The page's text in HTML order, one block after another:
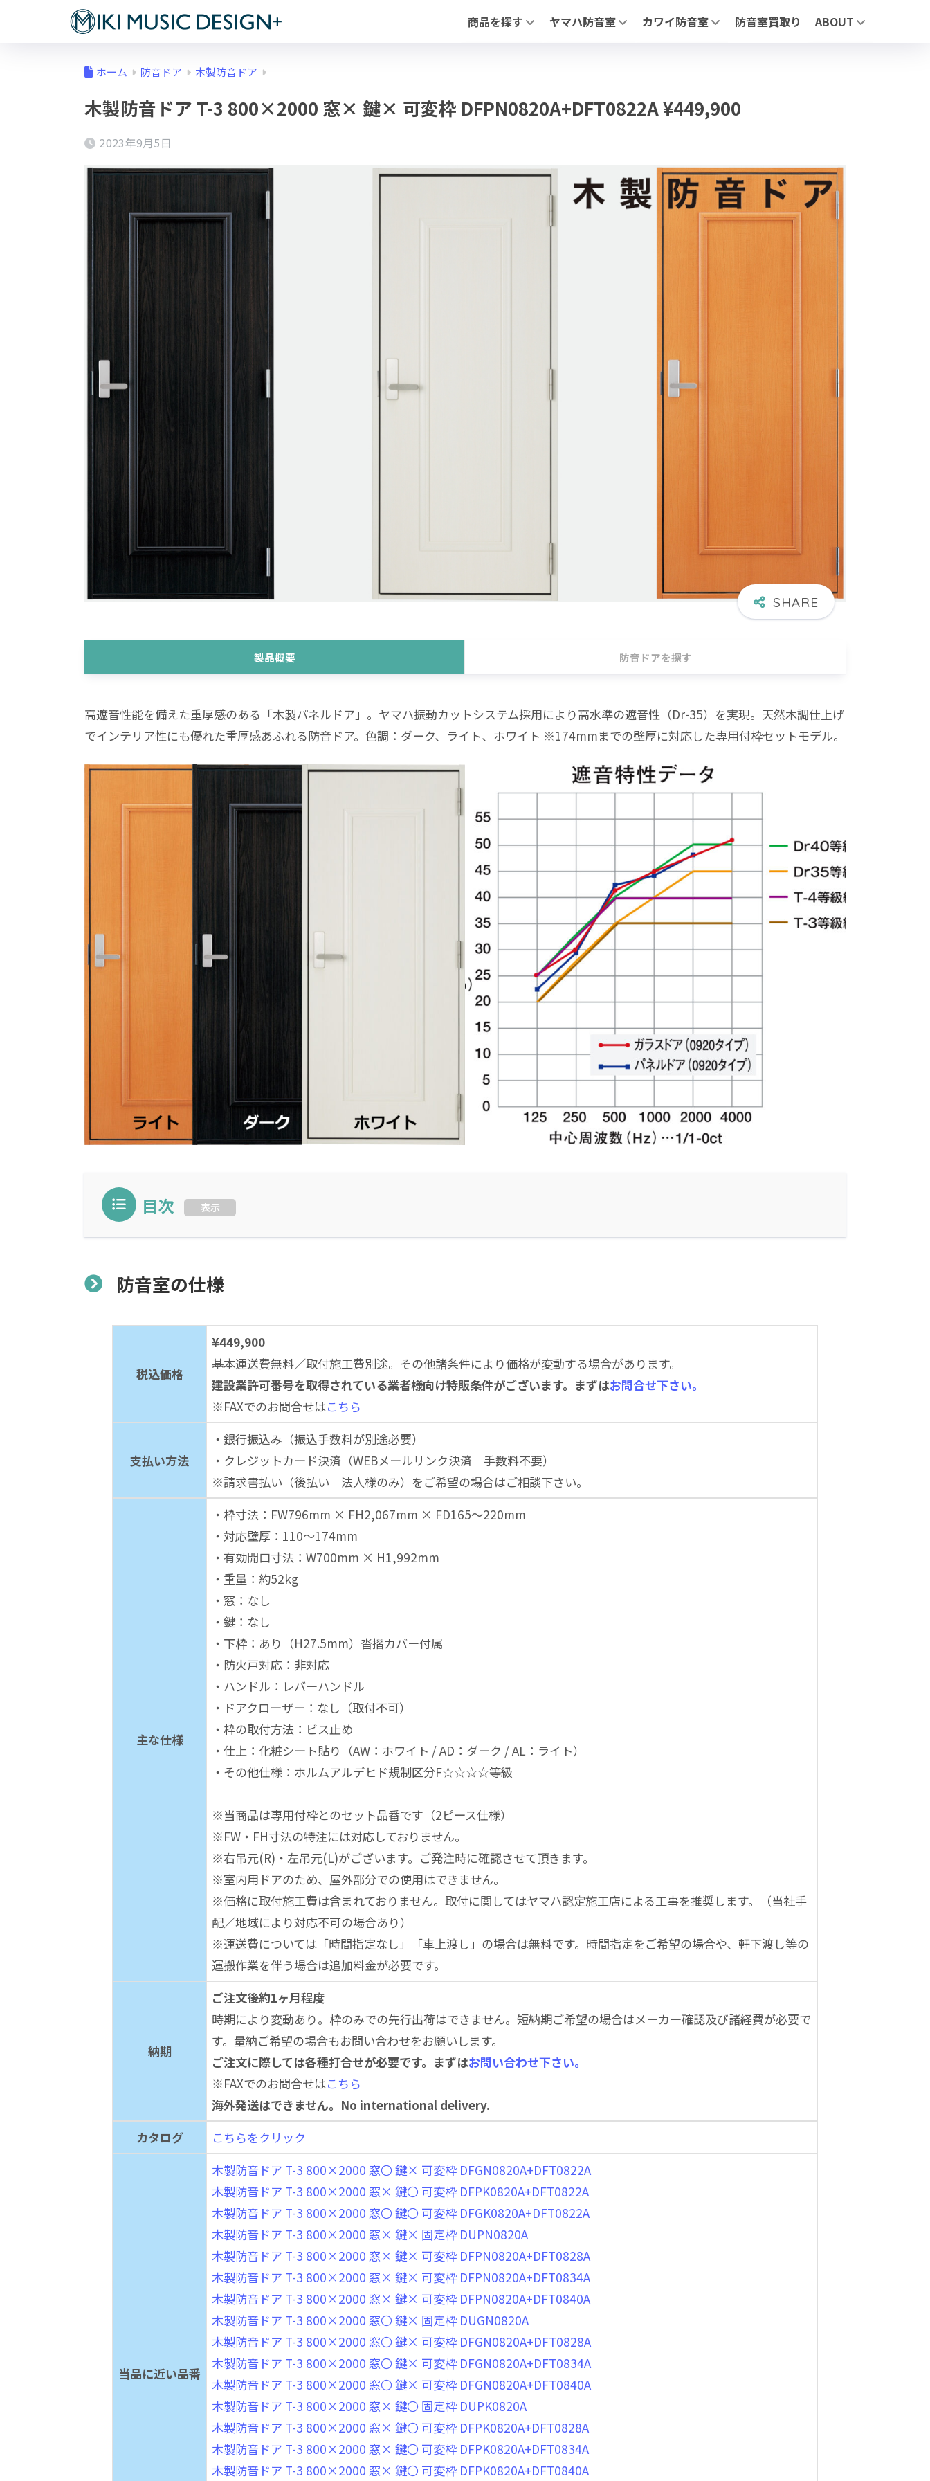
商品を探す
PIANO FLOAT【ピアノ防振ステージ】
ヤマハ防音室
「不燃ユニット（業務用）」医療・研究・産業用 不燃仕様モデル
防音ドア（木製・鉄製・スライド）
カワイ防音室 防音室買取り ABOUT
ホーム 防音ドア 木製防音ドア
木製防音ドア T-3 800×2000 窓× 鍵× 可変枠 DFPN0820A+DFT0822A ¥449,900
2023年9月5日
製品概要 防音ドアを探す
高遮音性能を備えた重厚感のある「木製パネルドア」。ヤマハ振動カットシステム採用により高水準の遮音性（Dr-35）を実現。天然木調仕上げ
でインテリア性にも優れた重厚感あふれる防音ドア。色調：ダーク、ライト、ホワイト ※174mmまでの壁厚に対応した専用付枠セットモデル。
目次 表示
防音室の仕様
税込価格
¥449,900
基本運送費無料／取付施工費別途。その他諸条件により価格が変動する場合があります。
建設業許可番号を取得されている業者様向け特販条件がございます。まずはお問合せ下さい。
※FAXでのお問合せはこちら
支払い方法
・銀行振込み（振込手数料が別途必要）
・クレジットカード決済（WEBメールリンク決済 手数料不要）
※請求書払い（後払い 法人様のみ）をご希望の場合はご相談下さい。
主な仕様
・枠寸法：FW796mm × FH2,067mm × FD165～220mm
・対応壁厚：110～174mm
・有効開口寸法：W700mm × H1,992mm
・重量：約52kg
・窓：なし
・鍵：なし
・下枠：あり（H27.5mm）沓摺カバー付属
・防火戸対応：非対応
・ハンドル：レバーハンドル
・ドアクローザー：なし（取付不可）
・枠の取付方法：ビス止め
・仕上：化粧シート貼り（AW：ホワイト / AD：ダーク / AL：ライト）
・その他仕様：ホルムアルデヒド規制区分F☆☆☆☆等級
※当商品は専用付枠とのセット品番です（2ピース仕様）
※FW・FH寸法の特注には対応しておりません。
※右吊元(R)・左吊元(L)がございます。ご発注時に確認させて頂きます。
※室内用ドアのため、屋外部分での使用はできません。
※価格に取付施工費は含まれておりません。取付に関してはヤマハ認定施工店による工事を推奨します。（当社手
配／地域により対応不可の場合あり）
※運送費については「時間指定なし」「車上渡し」の場合は無料です。時間指定をご希望の場合や、軒下渡し等の
運搬作業を伴う場合は追加料金が必要です。
納期
ご注文後約1ヶ月程度
時期により変動あり。枠のみでの先行出荷はできません。短納期ご希望の場合はメーカー確認及び諸経費が必要で
す。量納ご希望の場合もお問い合わせをお願いします。
ご注文に際しては各種打合せが必要です。まずはお問い合わせ下さい。
※FAXでのお問合せはこちら
海外発送はできません。No international delivery.
カタログ
こちらをクリック
当品に近い品番
木製防音ドア T-3 800×2000 窓〇 鍵× 可変枠 DFGN0820A+DFT0822A
木製防音ドア T-3 800×2000 窓× 鍵〇 可変枠 DFPK0820A+DFT0822A
木製防音ドア T-3 800×2000 窓〇 鍵〇 可変枠 DFGK0820A+DFT0822A
木製防音ドア T-3 800×2000 窓× 鍵× 固定枠 DUPN0820A
木製防音ドア T-3 800×2000 窓× 鍵× 可変枠 DFPN0820A+DFT0828A
木製防音ドア T-3 800×2000 窓× 鍵× 可変枠 DFPN0820A+DFT0834A
木製防音ドア T-3 800×2000 窓× 鍵× 可変枠 DFPN0820A+DFT0840A
木製防音ドア T-3 800×2000 窓〇 鍵× 固定枠 DUGN0820A
木製防音ドア T-3 800×2000 窓〇 鍵× 可変枠 DFGN0820A+DFT0828A
木製防音ドア T-3 800×2000 窓〇 鍵× 可変枠 DFGN0820A+DFT0834A
木製防音ドア T-3 800×2000 窓〇 鍵× 可変枠 DFGN0820A+DFT0840A
木製防音ドア T-3 800×2000 窓× 鍵〇 固定枠 DUPK0820A
木製防音ドア T-3 800×2000 窓× 鍵〇 可変枠 DFPK0820A+DFT0828A
木製防音ドア T-3 800×2000 窓× 鍵〇 可変枠 DFPK0820A+DFT0834A
木製防音ドア T-3 800×2000 窓× 鍵〇 可変枠 DFPK0820A+DFT0840A